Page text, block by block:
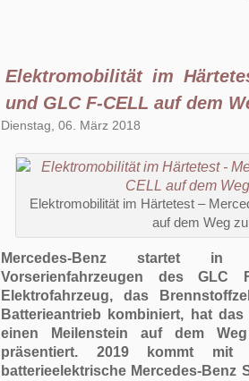
Elektromobilität im
und GLC F-CELL auf dem
Dienstag, 06. März 2018
Elektromobilität im Härtetest –
auf dem Weg
Mercedes-Benz startet in
Vorserienfahrzeugen des GLC
Elektrofahrzeug, das
Batterieantrieb kombiniert, hat
einen Meilenstein auf dem
präsentiert. 2019 kommt
batterieelektrische Mercedes-Benz